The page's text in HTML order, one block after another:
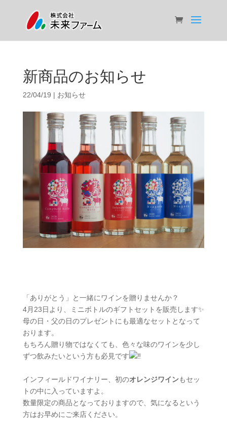
新商品のお知らせ
22/04/19 | お知らせ
「ありがとう」と一緒にワインを贈りませんか？
4月23日より、ミニボトルのギフトセットを販売します✨
母の日・父の日のプレゼントにも最適なセットとなって
おります。
もちろん贈り物ではなくても、色々な味のワインを少し
ずつ飲みたいという方も必見です
インフィールドワイナリー、初のオレンジワインもセッ
トの中に入っていますよ。
数量限定の商品となっておりますので、気になるという
方はお早めにご来店ください。